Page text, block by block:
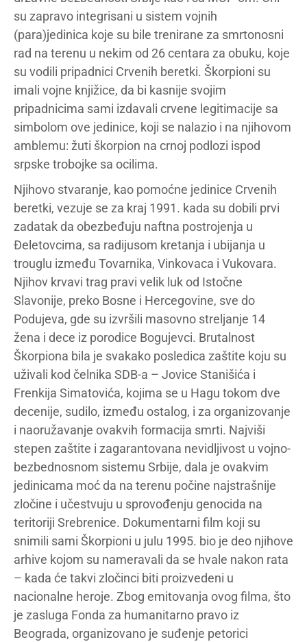
su zapravo integrisani u sistem vojnih
(para)jedinica koje su bile trenirane za smrtonosni
rad na terenu u nekim od 26 centara za obuku, koje
su vodili pripadnici Crvenih beretki. Škorpioni su
imali vojne knjižice, da bi kasnije svojim
pripadnicima sami izdavali crvene legitimacije sa
simbolom ove jedinice, koji se nalazio i na njihovom
amblemu: žuti škorpion na crnoj podlozi ispod
srpske trobojke sa ocilima.
Njihovo stvaranje, kao pomoćne jedinice Crvenih
beretki, vezuje se za kraj 1991. kada su dobili prvi
zadatak da obezbeđuju naftna postrojenja u
Đeletovcima, sa radijusom kretanja i ubijanja u
trouglu između Tovarnika, Vinkovaca i Vukovara.
Njihov krvavi trag pravi velik luk od Istočne
Slavonije, preko Bosne i Hercegovine, sve do
Podujeva, gde su izvršili masovno streljanje 14
žena i dece iz porodice Bogujevci. Brutalnost
Škorpiona bila je svakako posledica zaštite koju su
uživali kod čelnika SDB-a – Jovice Stanišića i
Frenkija Simatovića, kojima se u Hagu tokom dve
decenije, sudilo, između ostalog, i za organizovanje
i naoružavanje ovakvih formacija smrti. Najviši
stepen zaštite i zagarantovana nevidljivost u vojno-
bezbednosnom sistemu Srbije, dala je ovakvim
jedinicama moć da na terenu počine najstrašnije
zločine i učestvuju u sprovođenju genocida na
teritoriji Srebrenice. Dokumentarni film koji su
snimili sami Škorpioni u julu 1995. bio je deo njihove
arhive kojom su nameravali da se hvale nakon rata
– kada će takvi zločinci biti proizvedeni u
nacionalne heroje. Zbog emitovanja ovog filma, što
je zasluga Fonda za humanitarno pravo iz
Beograda, organizovano je suđenje petorici